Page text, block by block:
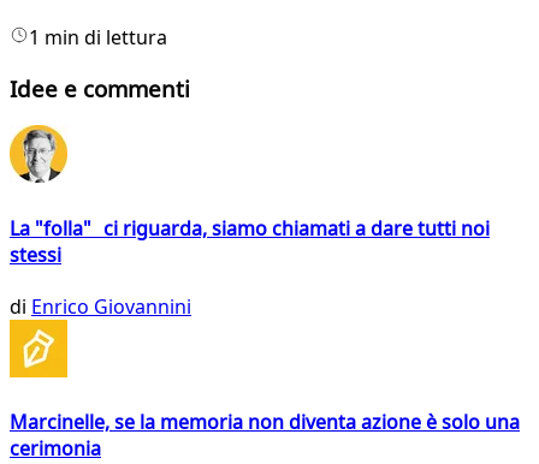
1 min di lettura
Idee e commenti
La "folla" ci riguarda, siamo chiamati a dare tutti noi
stessi
di Enrico Giovannini
Marcinelle, se la memoria non diventa azione è solo una
cerimonia